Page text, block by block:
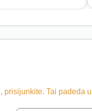
prisijunkite. Tai padeda